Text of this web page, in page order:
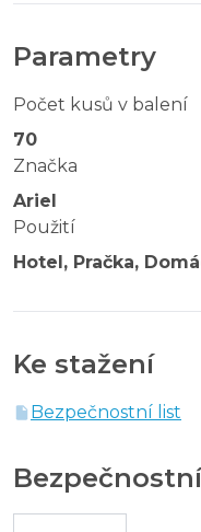
Parametry
Počet kusů v balení
70
Značka
Ariel
Použití
Hotel, Pračka,
Ke stažení
Bezpečnostní list